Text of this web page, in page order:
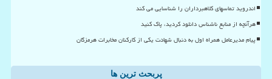
اندروید تماسهای کلاهبرداران را شناسایی می کند
هرآنچه از منابع ناشناس دانلود کردید، پاک کنید
پیام مدیرعامل همراه اول به دنبال شهادت یکی از کارکنان مخابرات هرمزگان
پربحث ترین ها